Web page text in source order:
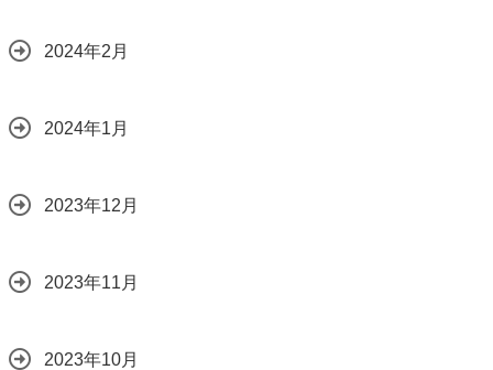
2024年2月
2024年1月
2023年12月
2023年11月
2023年10月